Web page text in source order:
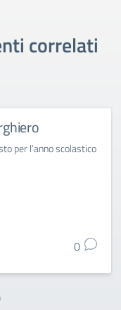
correlati
per l’anno scolastico
0